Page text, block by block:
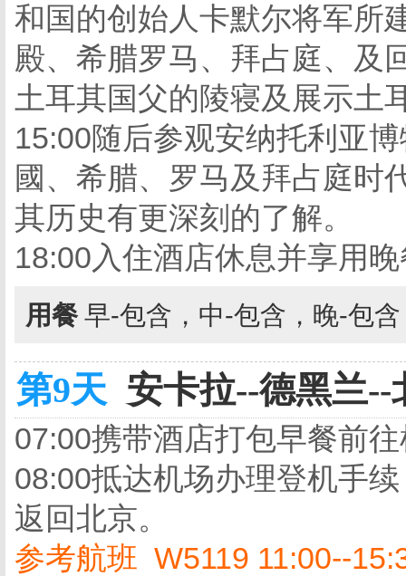
和国的创始人卡默尔将军所
殿、希腊罗马、拜占庭、及
土耳其国父的陵寝及展示土
15:00随后参观安纳托利亚
國、希腊、罗马及拜占庭时
其历史有更深刻的了解。
18:00入住酒店休息并享用
用餐 早-包含，中-包含，晚-包
第9天 安卡拉--德黑兰--
07:00携带酒店打包早餐前
08:00抵达机场办理登机手
返回北京。
参考航班 W5119 11:00--